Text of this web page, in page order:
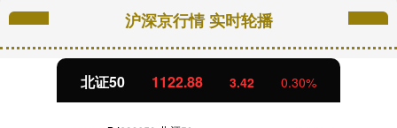
沪深京行情 实时轮播
北证50 1122.88 3.42 0.30%